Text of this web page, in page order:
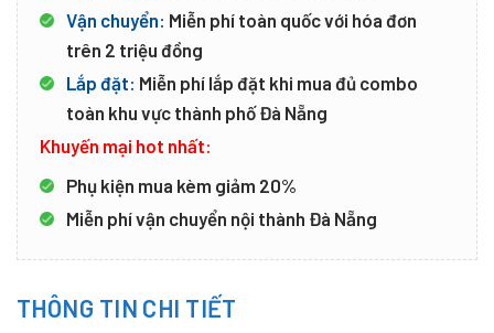
Vận chuyển: Miễn phí toàn quốc với hóa đơn
trên 2 triệu đồng
Lắp đặt: Miễn phí lắp đặt khi mua đủ combo
toàn khu vực thành phố Đà Nẵng
Khuyến mại hot nhất:
Phụ kiện mua kèm giảm 20%
Miễn phí vận chuyển nội thành Đà Nẵng
THÔNG TIN CHI TIẾT